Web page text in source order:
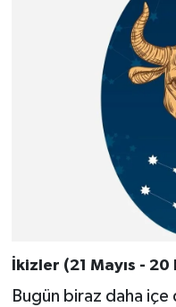
İkizler (21 Mayıs -
Bugün biraz daha